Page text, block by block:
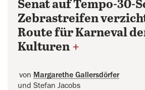
Senat auf Tempo-30-
Zebrastreifen
Route für Karneval
Kulturen +
von Margarethe Gallersdörfer
und Stefan Jacobs